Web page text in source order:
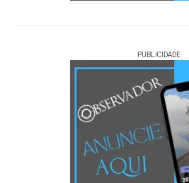
PUBLICIDADE